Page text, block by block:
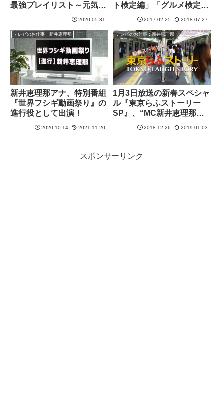
最強プレイリスト～元気に
なれる名曲５０選～』
2020.05.31
ト検定編」「グルメ検定
2017.02.25 2018.07.27
テレビのお仕事：新井恵理那
新井恵理那アナ、特別番組
『世界フシギ動画祭り』の
進行役として出演！
2020.10.14 2021.11.20
テレビのお仕事：新井恵理那
1月3日放送の新春スペシャ
ル『東京らふストーリー
SP』、“MC新井恵理那か
らのコメント”
2018.12.26 2019.01.03
スポンサーリンク